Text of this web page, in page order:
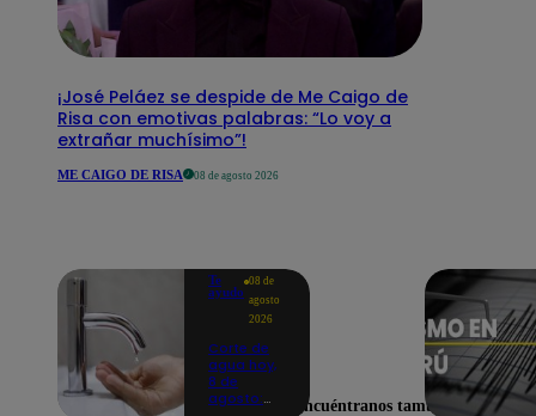
¡José Peláez se despide de Me Caigo de
Risa con emotivas palabras: “Lo voy a
extrañar muchísimo”!
ME CAIGO DE RISA 08 de agosto 2026
Te
ayudo
08 de
agosto
2026
Corte de
agua hoy,
8 de
agosto:
Encuéntranos también en